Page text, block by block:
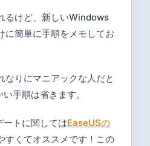
るけど、新しいWindows
に簡単に手順をメモしてお
なりにマニアックな人だと
手順は省きます。
トに関してはEaseUSの
すくてオススメです！この